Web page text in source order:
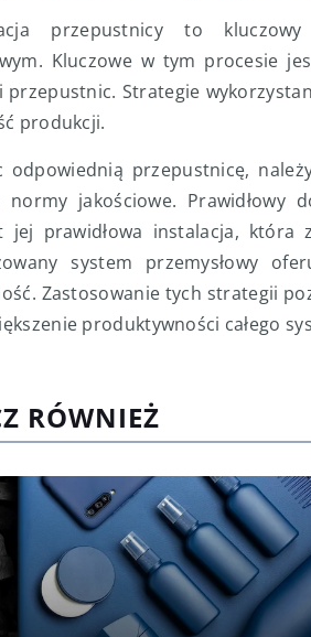
przepustnicy to
Kluczowe w tym procesie
przepustnic. Strategie
produkcji.
odpowiednią przepustnicę,
normy jakościowe.
jej prawidłowa instalacja, która
system przemysłowy
Zastosowanie tych strategii
produktywności całego
RÓWNIEŻ